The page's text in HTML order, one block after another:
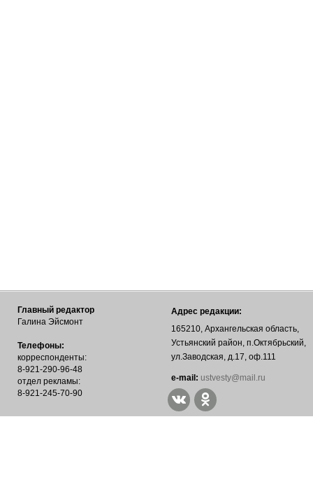
Главный редактор
Галина Эйсмонт
Телефоны:
корреспонденты:
8-921-290-96-48
отдел рекламы:
8-921-245-70-90
Адрес редакции:
165210, Архангельская область,
Устьянский район, п.Октябрьский,
ул.Заводская, д.17, оф.111
е-mail: ustvesty@mail.ru